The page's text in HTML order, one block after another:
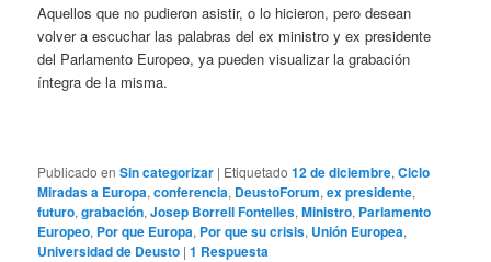
Aquellos que no pudieron asistir, o lo hicieron, pero desean
volver a escuchar las palabras del ex ministro y ex presidente
del Parlamento Europeo, ya pueden visualizar la grabación
íntegra de la misma.
Publicado en Sin categorizar | Etiquetado 12 de diciembre,Ciclo
Miradas a Europa,conferencia, DeustoForum,ex presidente,
futuro,grabación,Josep Borrell Fontelles,Ministro, Parlamento
Europeo, Por que Europa, Por que su crisis, Unión Europea,
Universidad de Deusto |1 Respuesta